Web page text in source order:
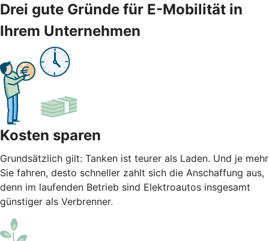
Drei gute Gründe für E-Mobilität in
Ihrem Unternehmen
Kosten sparen
Grundsätzlich gilt: Tanken ist teurer als Laden. Und je mehr
Sie fahren, desto schneller zahlt sich die Anschaffung aus,
denn im laufenden Betrieb sind Elektroautos insgesamt
günstiger als Verbrenner.